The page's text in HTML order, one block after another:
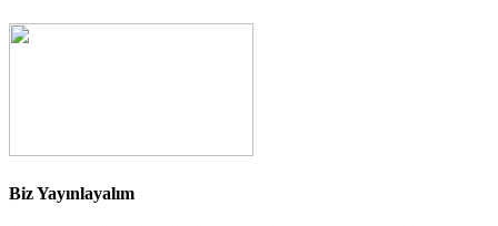
Biz Yayınlayalım